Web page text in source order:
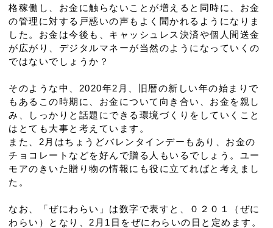
格稼働し、お金に触らないことが増えると同時に、お金
の管理に対する戸惑いの声もよく聞かれるようになりま
した。お金は今後も、キャッシュレス決済や個人間送金
が広がり、デジタルマネーが当然のようになっていくの
ではないでしょうか？
そのような中、2020年2月、旧暦の新しい年の始まりで
もあるこの時期に、お金について向き合い、お金を親し
み、しっかりと話題にできる環境づくりをしていくこと
はとても大事と考えています。
また、2月はちょうどバレンタインデーもあり、お金の
チョコレートなどを好んで贈る人もいるでしょう。ユー
モアのきいた贈り物の情報にも役に立てればと考えまし
た。
なお、「ぜにわらい」は数字で表すと、０２０１（ぜに
わらい）となり、2月1日をぜにわらいの日と定めます。